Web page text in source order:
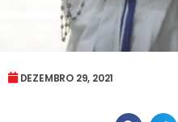
DEZEMBRO 29, 2021